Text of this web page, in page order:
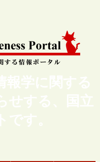
報学に関する
せする、国立
です。